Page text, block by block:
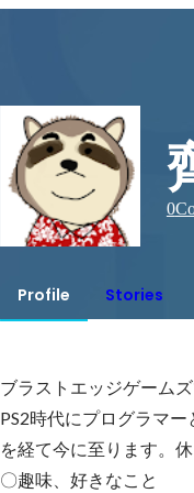
0
Profile Stories
ブラストエッジゲーム
PS2時代にプログラマ
を経て今に至ります。
〇趣味、好きなこと